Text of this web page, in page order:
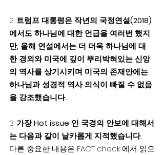
2. 트럼프 대통령은 작년의 국정연설(2018)
에서도 하나님에 대한 언급을 여러번 했지
만, 올해 연설에서는 더 더욱 하나님에 대
한 경외와 미국에 깊이 뿌리박혀있는 신앙
의 역사를 상기시키며 미국의 존재안에는
하나님과 성경적 역사 의식이 빠질 수 없음
을 강조했습니다.
3. 가장 Hot issue 인 국경의 안보에 대해서
는 다음과 같이 날카롭게 지적했습니다.
다른 중요한 내용은 FACT check 에서 읽으